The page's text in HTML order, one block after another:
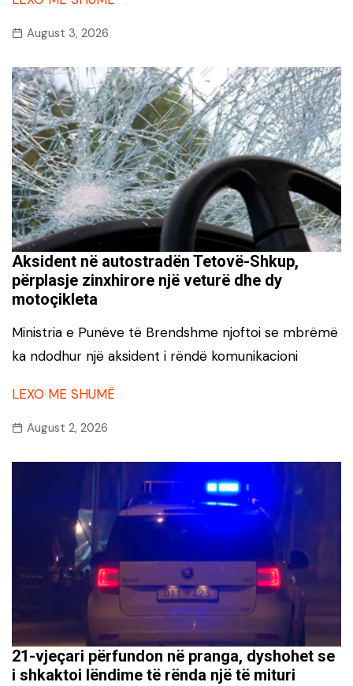
August 3, 2026
Aksident në autostradën Tetovë-Shkup,
përplasje zinxhirore një veturë dhe dy
motoçikleta
Ministria e Punëve të Brendshme njoftoi se mbrëmë
ka ndodhur një aksident i rëndë komunikacioni
LEXO ME SHUMË
August 2, 2026
21-vjeçari përfundon në pranga, dyshohet se
i shkaktoi lëndime të rënda një të mituri